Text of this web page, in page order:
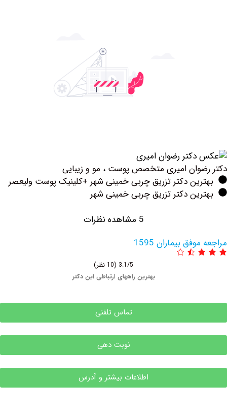
امیری متخصص پوست ، مو و زیبایی
دکتر تزریق چربی خمینی شهر +کلینیک پوست ولیعصر
دکتر تزریق چربی خمینی شهر
بیماران 1595
بهترین راههای ارتباطی این دکتر
تماس تلفنی
نوبت دهی
اطلاعات بیشتر و آدرس